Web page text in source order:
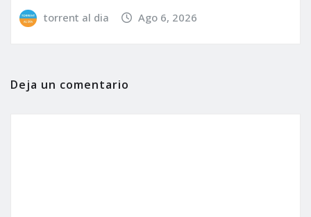
torrent al dia Ago 6, 2026
Deja un comentario